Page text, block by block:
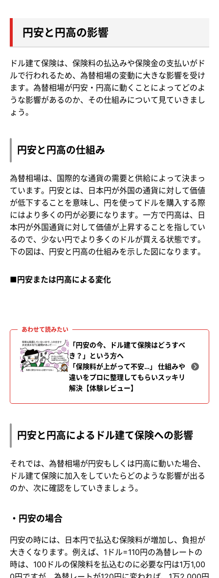
円安と円高の影響
ドル建て保険は、保険料の払込みや保険金の支払いがド
ルで行われるため、為替相場の変動に大きな影響を受け
ます。為替相場が円安・円高に動くことによってどのよ
うな影響があるのか、その仕組みについて見ていきまし
ょう。
円安と円高の仕組み
為替相場は、国際的な通貨の需要と供給によって決まっ
ています。円安とは、日本円が外国の通貨に対して価値
が低下することを意味し、円を使ってドルを購入する際
にはより多くの円が必要になります。一方で円高は、日
本円が外国通貨に対して価値が上昇することを指してい
るので、少ない円でより多くのドルが買える状態です。
下の図は、円安と円高の仕組みを示した図になります。
■円安または円高による変化
「円安の今、ドル建て保険はどうすべ
き？」という方へ
「保険料が上がって不安…」 仕組みや
違いをプロに整理してもらいスッキリ
解決【体験レビュー】
円安と円高によるドル建て保険への影響
それでは、為替相場が円安もしくは円高に動いた場合、
ドル建て保険に加入をしていたらどのような影響が出る
のか、次に確認をしていきましょう。
・円安の場合
円安の時には、日本円で払込む保険料が増加し、負担が
大きくなります。例えば、1ドル=110円の為替レートの
時は、100ドルの保険料を払込むのに必要な円は1万1,00